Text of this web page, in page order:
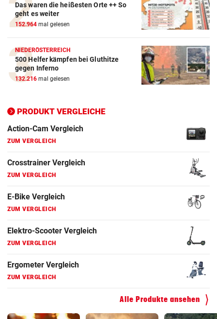
Das waren die heißesten Orte ++ So
geht es weiter
152.964 mal gelesen
NIEDERÖSTERREICH
500 Helfer kämpfen bei Gluthitze
gegen Inferno
132.216 mal gelesen
PRODUKT VERGLEICHE
Action-Cam Vergleich
ZUM VERGLEICH
Crosstrainer Vergleich
ZUM VERGLEICH
E-Bike Vergleich
ZUM VERGLEICH
Elektro-Scooter Vergleich
ZUM VERGLEICH
Ergometer Vergleich
ZUM VERGLEICH
Alle Produkte ansehen